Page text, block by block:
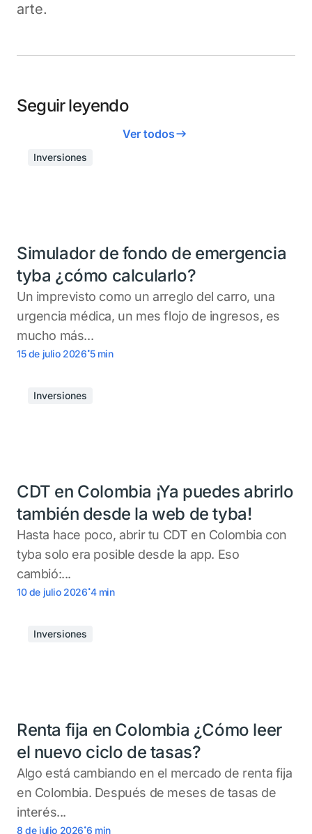
arte.
Seguir leyendo
Ver todos
Inversiones
Simulador de fondo de emergencia
tyba ¿cómo calcularlo?
Un imprevisto como un arreglo del carro, una
urgencia médica, un mes flojo de ingresos, es
mucho más...
15 de julio 2026.5 min
Inversiones
CDT en Colombia ¡Ya puedes abrirlo
también desde la web de tyba!
Hasta hace poco, abrir tu CDT en Colombia con
tyba solo era posible desde la app. Eso
cambió:...
10 de julio 2026.4 min
Inversiones
Renta fija en Colombia ¿Cómo leer
el nuevo ciclo de tasas?
Algo está cambiando en el mercado de renta fija
en Colombia. Después de meses de tasas de
interés...
8 de julio 2026.6 min